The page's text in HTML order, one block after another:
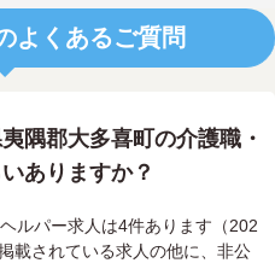
よくあるご質問
隅郡大多喜町の介護職・
ありますか？
ルパー求人は4件あります（202
載されている求人の他に、非公